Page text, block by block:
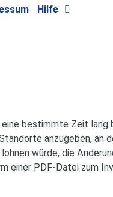
Hilfe
bestimmte Zeit lang
anzugeben, an
würde, die
einer PDF-Datei zum